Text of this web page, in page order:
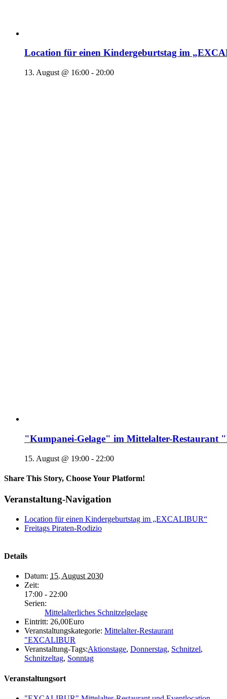
Location für einen Kindergeburtstag im
13. August @ 16:00 - 20:00
"Kumpanei-Gelage" im Mittelalter-
15. August @ 19:00 - 22:00
Share This Story, Choose Your Platform!
Veranstaltung-Navigation
Location für einen Kindergeburtstag im „EXCALIBUR“
Freitags Piraten-Rodizio
Details
Datum: 15. August 2030
Zeit:
17:00 - 22:00
Serien:
Mittelalterliches Schnitzelgelage
Eintritt: 26,00Euro
Veranstaltungskategorie: Mittelalter-Restaurant
"EXCALIBUR
Veranstaltung-Tags:Aktionstage, Donnerstag, Schnitzel,
Schnitzeltag, Sonntag
Veranstaltungsort